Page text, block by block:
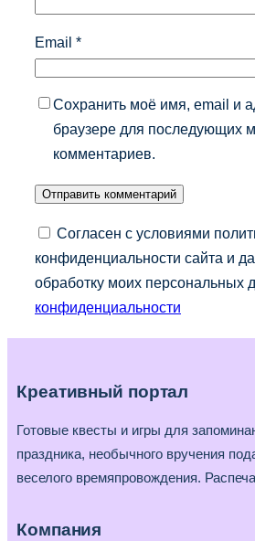
Email *
Сохранить моё имя, email и
браузере для последующих
комментариев.
Согласен с условиями
конфиденциальности сайта и
обработку моих персональных
конфиденциальности
Креативный портал
Готовые квесты и игры для
праздника, необычного вручения
веселого времяпровождения.
Компания